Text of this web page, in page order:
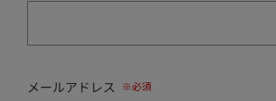
メールアドレス